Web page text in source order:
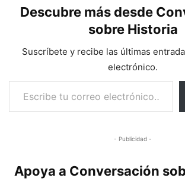
Descubre más desde
sobre Historia
Suscríbete y recibe las últimas
electrónico.
Escribe tu correo electrónico…
- Publicidad -
Apoya a Conversación